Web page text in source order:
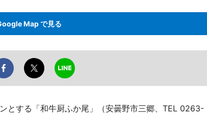
Map で見る
とする「和牛厨ふか尾」（安曇野市三郷、TEL 0263-